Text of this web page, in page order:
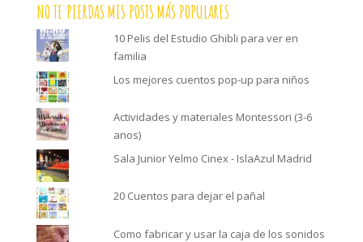
NO TE PIERDAS MIS POSTS MÁS POPULARES
10 Pelis del Estudio Ghibli para ver en
familia
Los mejores cuentos pop-up para niños
Actividades y materiales Montessori (3-6
anos)
Sala Junior Yelmo Cinex - IslaAzul Madrid
20 Cuentos para dejar el pañal
Como fabricar y usar la caja de los sonidos